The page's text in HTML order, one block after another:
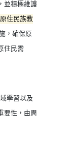
並積極維護
原住民族教
，確保原
住民需
學習以及
要性，由周